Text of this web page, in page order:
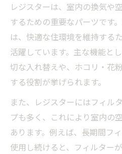
内装工事が快適な
響
換気レジスター選
い
内装工事で考える給
換気口カバー交換
負圧作動レジスタ
係
レジスターは、室内の換気や
するための重要なパーツです
は、快適な住環境を維持する
活躍しています。主な機能と
切な入れ替えや、ホコリ・花
する役割が挙げられます。
また、レジスターにはフィル
プも多く、これにより室内の
あります。例えば、長期間フ
使用し続けると、フィルター